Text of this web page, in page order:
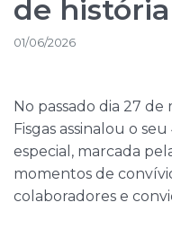
de história
01/06/2026
No passado dia 27 de
Fisgas assinalou o
especial, marcada
momentos de
colaboradores e